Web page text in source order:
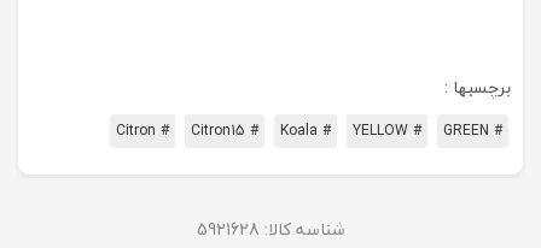
برچسبها :
# GREEN
# YELLOW
# Koala
# Citron15
# Citron
شناسه کالا: 5921628